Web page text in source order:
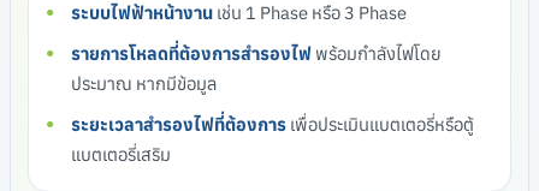
ระบบไฟฟ้าหน้างาน เช่น 1 Phase หรือ 3 Phase
รายการโหลดที่ต้องการสำรองไฟ พร้อมกำลังไฟโดย
ประมาณ หากมีข้อมูล
ระยะเวลาสำรองไฟที่ต้องการ เพื่อประเมินแบตเตอรี่หรือตู้
แบตเตอรี่เสริม